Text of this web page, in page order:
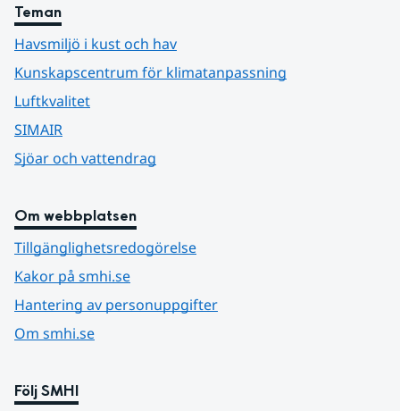
Teman
Havsmiljö i kust och hav
Kunskapscentrum för klimatanpassning
Luftkvalitet
SIMAIR
Sjöar och vattendrag
Om webbplatsen
Tillgänglighetsredogörelse
Kakor på smhi.se
Hantering av personuppgifter
Om smhi.se
Följ SMHI